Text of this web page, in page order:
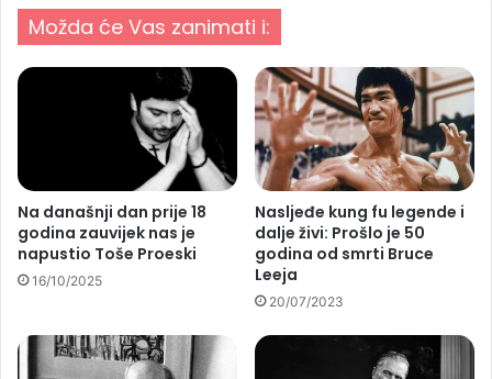
Možda će Vas zanimati i:
Na današnji dan prije 18
godina zauvijek nas je
napustio Toše Proeski
16/10/2025
Nasljeđe kung fu legende i
dalje živi: Prošlo je 50
godina od smrti Bruce
Leeja
20/07/2023